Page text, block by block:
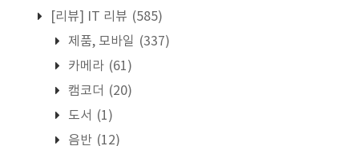
[리뷰] IT 리뷰 (585)
제품, 모바일 (337)
카메라 (61)
캠코더 (20)
도서 (1)
음반 (12)